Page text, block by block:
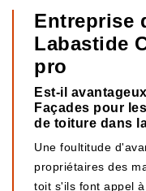
Entreprise
Labastide
pro
Est-il
Façades pour
de toiture dans
Une foultitude
propriétaires des
toit s'ils font appel